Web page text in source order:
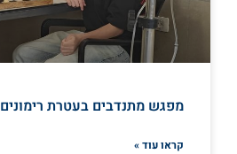
מפגש מתנדבים בעטרת רימונים
קראו עוד »